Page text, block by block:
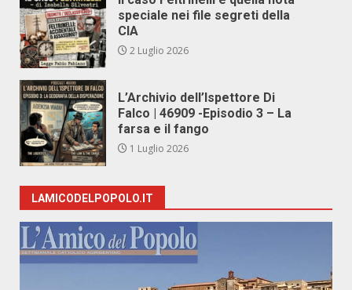
speciale nei file segreti della
CIA
2 Luglio 2026
L’Archivio dell’Ispettore Di
Falco | 46909 -Episodio 3 – La
farsa e il fango
1 Luglio 2026
LAMICODELPOPOLO.IT